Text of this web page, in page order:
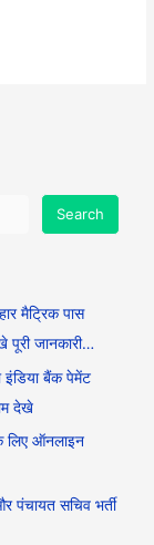
Search
मैट्रिक पास
पूरी जानकारी…
बैंक पेमेंट
देखे
लिए ऑनलाइन
सचिव भर्ती